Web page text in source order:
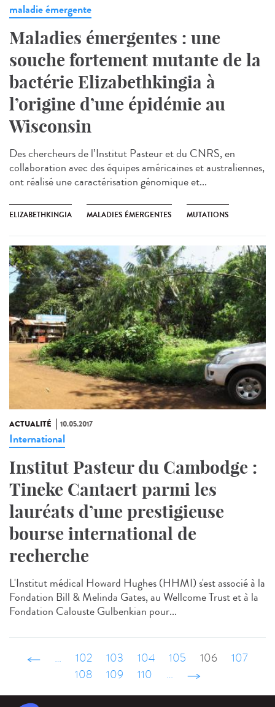
maladie émergente
Maladies émergentes : une
souche fortement mutante de la
bactérie Elizabethkingia à
l’origine d’une épidémie au
Wisconsin
Des chercheurs de l’Institut Pasteur et du CNRS, en
collaboration avec des équipes américaines et australiennes,
ont réalisé une caractérisation génomique et...
ELIZABETHKINGIA MALADIES ÉMERGENTES MUTATIONS
ACTUALITÉ 10.05.2017
International
Institut Pasteur du Cambodge :
Tineke Cantaert parmi les
lauréats d’une prestigieuse
bourse international de
recherche
L'Institut médical Howard Hughes (HHMI) s'est associé à la
Fondation Bill & Melinda Gates, au Wellcome Trust et à la
Fondation Calouste Gulbenkian pour...
‹ précédent
… 102 103 104 105 106
107
108
109 110 … suivant ›